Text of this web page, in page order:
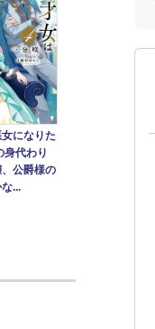
になりた
身代わり
公爵様の
...